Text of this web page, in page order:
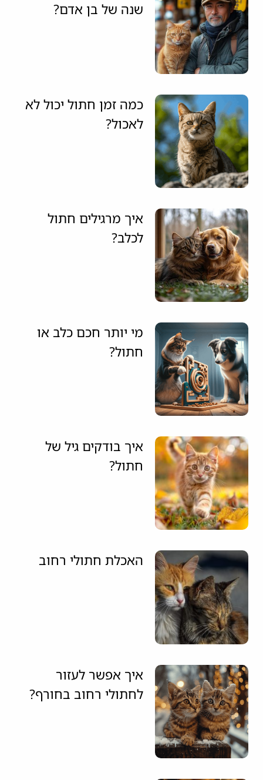
שנה של בן אדם?
כמה זמן חתול יכול לא
לאכול?
איך מרגילים חתול
לכלב?
מי יותר חכם כלב או
חתול?
איך בודקים גיל של
חתול?
האכלת חתולי רחוב
איך אפשר לעזור
לחתולי רחוב בחורף?